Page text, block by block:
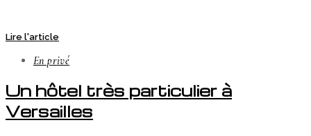
Lire l'article
En privé
Un hôtel très particulier à
Versailles